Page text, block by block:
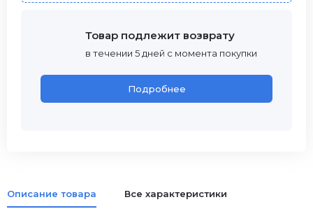
Товар подлежит возврату
в течении 5 дней с момента покупки
Подробнее
Описание товара Все характеристики